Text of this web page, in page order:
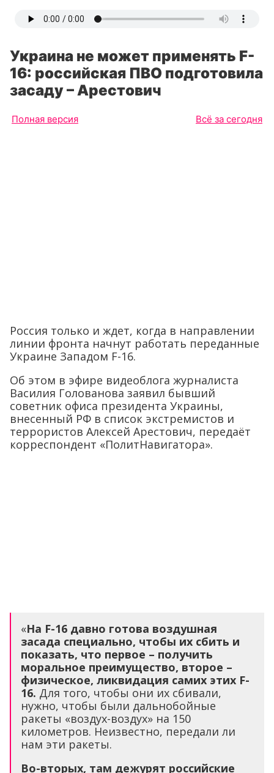
Украина не может применять F-
16: российская ПВО подготовила
засаду – Арестович
Полная версия Всё за сегодня
Россия только и ждет, когда в направлении
линии фронта начнут работать переданные
Украине Западом F-16.
Об этом в эфире видеоблога журналиста
Василия Голованова заявил бывший
советник офиса президента Украины,
внесенный РФ в список экстремистов и
террористов Алексей Арестович, передаёт
корреспондент «ПолитНавигатора».
«На F-16 давно готова воздушная
засада специально, чтобы их сбить и
показать, что первое – получить
моральное преимущество, второе –
физическое, ликвидация самих этих F-
16. Для того, чтобы они их сбивали,
нужно, чтобы были дальнобойные
ракеты «воздух-воздух» на 150
километров. Неизвестно, передали ли
нам эти ракеты.
Во-вторых, там дежурят российские